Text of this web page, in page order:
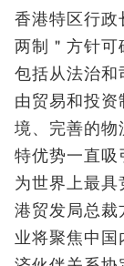
香港特区行政
两制＂方针可
包括从法治和
由贸易和投
境、完善的物
特优势一直吸
为世界上最具
港贸发局总裁
业将聚焦中